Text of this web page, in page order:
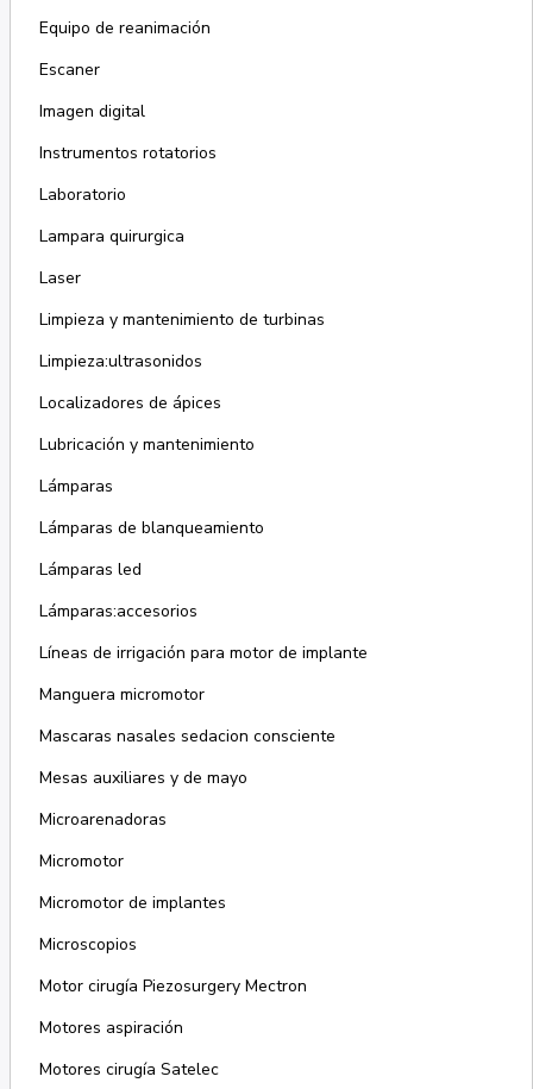
Equipo de reanimación
Escaner
Imagen digital
Instrumentos rotatorios
Laboratorio
Lampara quirurgica
Laser
Limpieza y mantenimiento de turbinas
Limpieza:ultrasonidos
Localizadores de ápices
Lubricación y mantenimiento
Lámparas
Lámparas de blanqueamiento
Lámparas led
Lámparas:accesorios
Líneas de irrigación para motor de implante
Manguera micromotor
Mascaras nasales sedacion consciente
Mesas auxiliares y de mayo
Microarenadoras
Micromotor
Micromotor de implantes
Microscopios
Motor cirugía Piezosurgery Mectron
Motores aspiración
Motores cirugía Satelec